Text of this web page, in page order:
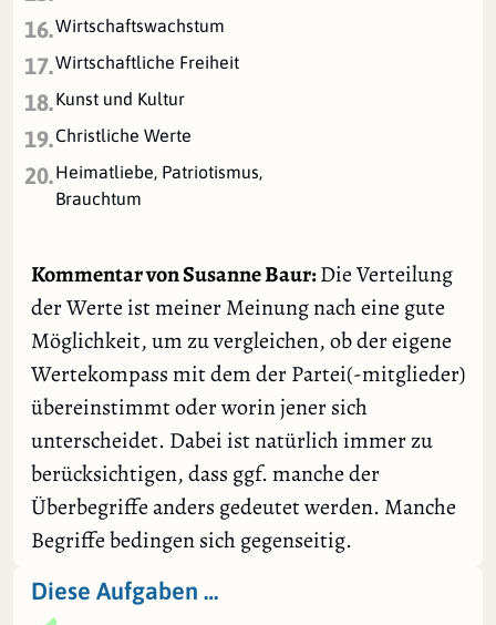
16.Wirtschaftswachstum
17.Wirtschaftliche Freiheit
18.Kunst und Kultur
19.Christliche Werte
20.Heimatliebe, Patriotismus,
Brauchtum
Kommentar von Susanne Baur:Die Verteilung
der Werte ist meiner Meinung nach eine gute
Möglichkeit, um zu vergleichen, ob der eigene
Wertekompass mit dem der Partei(-mitglieder)
übereinstimmt oder worin jener sich
unterscheidet. Dabei ist natürlich immer zu
berücksichtigen, dass ggf. manche der
Überbegriffe anders gedeutet werden. Manche
Begriffe bedingen sich gegenseitig.
Diese Aufgaben …